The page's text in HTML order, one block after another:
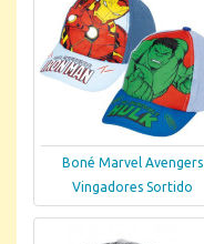
Boné Marvel Avengers
Vingadores Sortido